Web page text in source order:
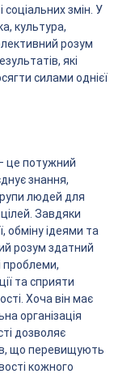
змін. У
культура,
розум
які
силами однієї
це потужний
знання,
людей для
Завдяки
обміну ідеями та
розум здатний
проблеми,
та сприяти
Хоча він має
організація
дозволяє
що перевищують
кожного